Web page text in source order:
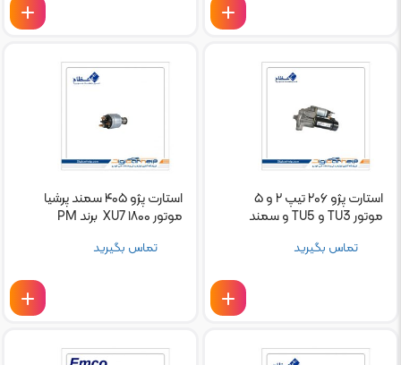
استارت پژو ۲۰۶ تیپ ۲ و ۵
موتور TU3 و TU5 و سمند
تماس بگیرید
استارت پژو ۴۰۵ سمند پرشیا
موتور ۱۸۰۰ XU7 برند PM
تماس بگیرید